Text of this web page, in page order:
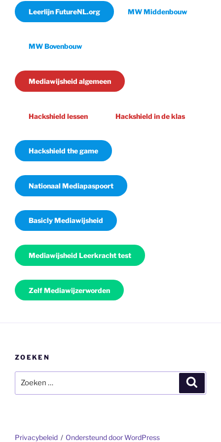
Leerlijn FutureNL.org MW Middenbouw
MW Bovenbouw
Mediawijsheid algemeen
Hackshield lessen Hackshield in de klas
Hackshield the game
Nationaal Mediapaspoort
Basicly Mediawijsheid
Mediawijsheid Leerkracht test
Zelf Mediawijzerworden
ZOEKEN
naar:
Privacybeleid Ondersteund door WordPress